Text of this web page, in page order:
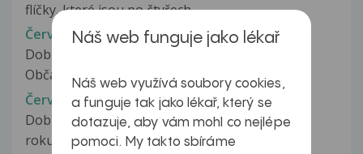
flíčky, které jsou po čtyřech...
Červené flíčky na kůži na noze
Dobrý den, chtěla jsem se zeptat na jednu věc.
Občas se mi na nohách (stehna...
Červené flíčky na kůži u dvouletého dítěte
Dobrý den, již před delším časem se synovi (1,5
roku) objevily tyto flíčky (viz.příloha)....
Náš web funguje jako lékař
Náš web využívá soubory cookies,
a funguje tak jako lékař, který se
dotazuje, aby vám mohl co nejlépe
pomoci. My takto sbíráme